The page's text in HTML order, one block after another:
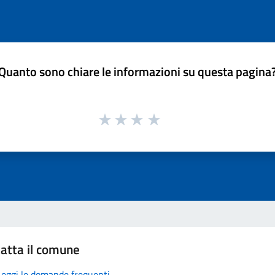
sono chiare le informazioni su questa
il comune